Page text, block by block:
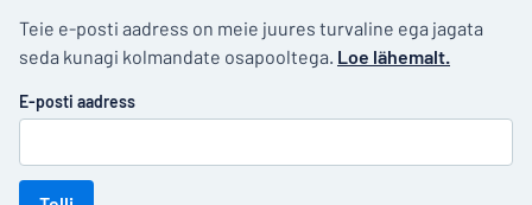
Teie e-posti aadress on meie juures turvaline ega jagata
seda kunagi kolmandate osapooltega. Loe lähemalt.
E-posti aadress